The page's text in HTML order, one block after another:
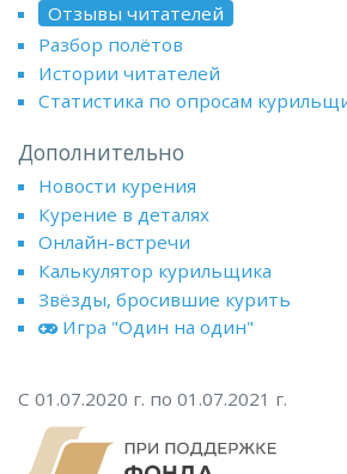
Отзывы читателей
Разбор полётов
Истории читателей
Статистика по опросам
Дополнительно
Новости курения
Курение в деталях
Онлайн-встречи
Калькулятор курильщика
Звёзды, бросившие курить
Игра "Один на один"
С 01.07.2020 г. по 01.07.2021 г.